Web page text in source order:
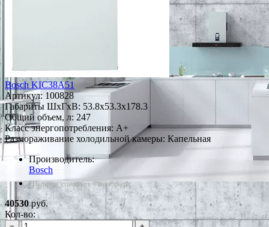
Bosch KIC38A51
Артикул: 100828
Габариты ШxГxВ: 53.8x53.3x178.3
Общий объем, л: 247
Класс энергопотребления: A+
Размораживание холодильной камеры: Капельная
Производитель:
Bosch
*Наличие уточняйте у менеджера
40530руб.
Кол-во: